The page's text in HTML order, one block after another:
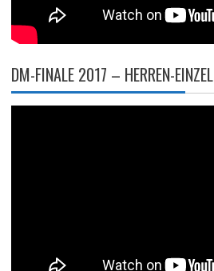
DM-FINALE 2017 – HERREN-EINZEL